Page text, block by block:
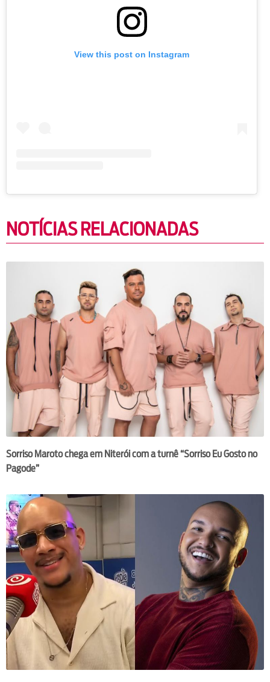
View this post on Instagram
NOTÍCIAS RELACIONADAS
Sorriso Maroto chega em Niterói com a turnê “Sorriso Eu Gosto no
Pagode”